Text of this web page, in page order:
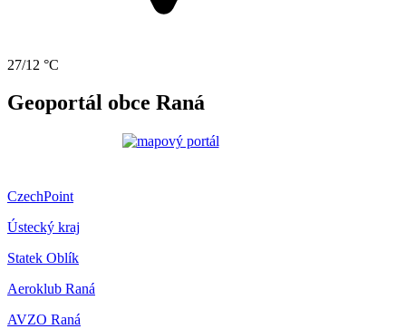
27/12 °C
Geoportál obce Raná
CzechPoint
Ústecký kraj
Statek Oblík
Aeroklub Raná
AVZO Raná